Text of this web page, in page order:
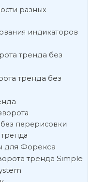
разных
индикаторов
тренда без
тренда без
перерисовки
для Форекса
тренда Simple